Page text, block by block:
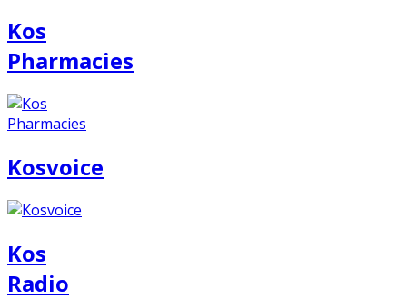
Kos
Pharmacies
Kosvoice
Kos
Radio